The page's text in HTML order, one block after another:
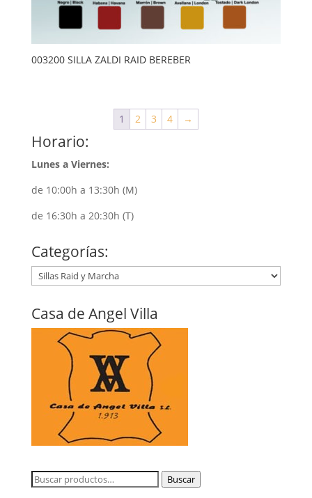
003200 SILLA ZALDI RAID BEREBER
1 2 3 4 →
Horario:
Lunes a Viernes:
de 10:00h a 13:30h (M)
de 16:30h a 20:30h (T)
Categorías:
Casa de Angel Villa
Buscar
Buscar